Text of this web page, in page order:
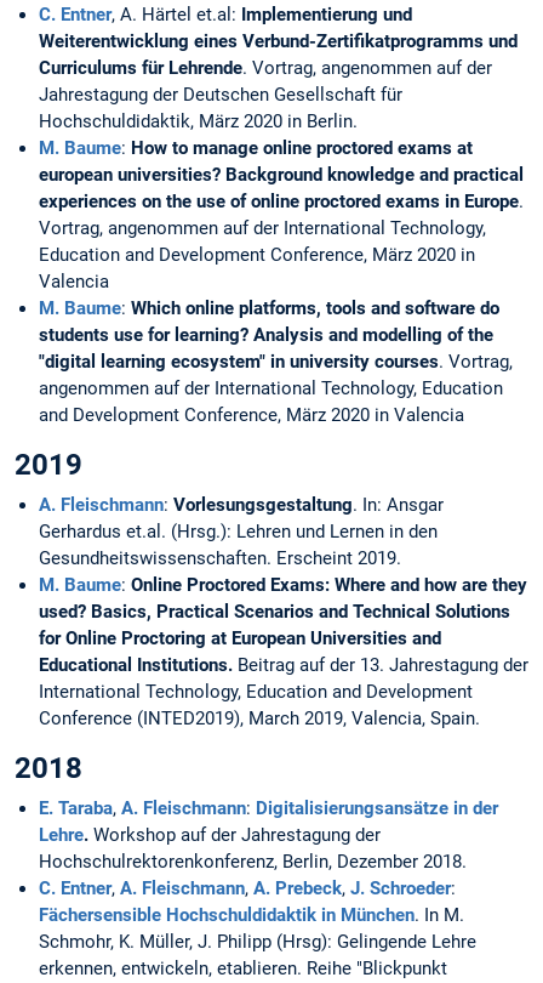
C. Entner, A. Härtel et.al: Implementierung und
Weiterentwicklung eines Verbund-Zertifikatprogramms und
Curriculums für Lehrende. Vortrag, angenommen auf der
Jahrestagung der Deutschen Gesellschaft für
Hochschuldidaktik, März 2020 in Berlin.
M. Baume: How to manage online proctored exams at
european universities? Background knowledge and practical
experiences on the use of online proctored exams in Europe.
Vortrag, angenommen auf der International Technology,
Education and Development Conference, März 2020 in
Valencia
M. Baume: Which online platforms, tools and software do
students use for learning? Analysis and modelling of the
"digital learning ecosystem" in university courses. Vortrag,
angenommen auf der International Technology, Education
and Development Conference, März 2020 in Valencia
2019
A. Fleischmann: Vorlesungsgestaltung. In: Ansgar
Gerhardus et.al. (Hrsg.): Lehren und Lernen in den
Gesundheitswissenschaften. Erscheint 2019.
M. Baume: Online Proctored Exams: Where and how are they
used? Basics, Practical Scenarios and Technical Solutions
for Online Proctoring at European Universities and
Educational Institutions. Beitrag auf der 13. Jahrestagung der
International Technology, Education and Development
Conference (INTED2019), March 2019, Valencia, Spain.
2018
E. Taraba, A. Fleischmann: Digitalisierungsansätze in der
Lehre. Workshop auf der Jahrestagung der
Hochschulrektorenkonferenz, Berlin, Dezember 2018.
C. Entner, A. Fleischmann, A. Prebeck, J. Schroeder:
Fächersensible Hochschuldidaktik in München. In M.
Schmohr, K. Müller, J. Philipp (Hrsg): Gelingende Lehre
erkennen, entwickeln, etablieren. Reihe "Blickpunkt